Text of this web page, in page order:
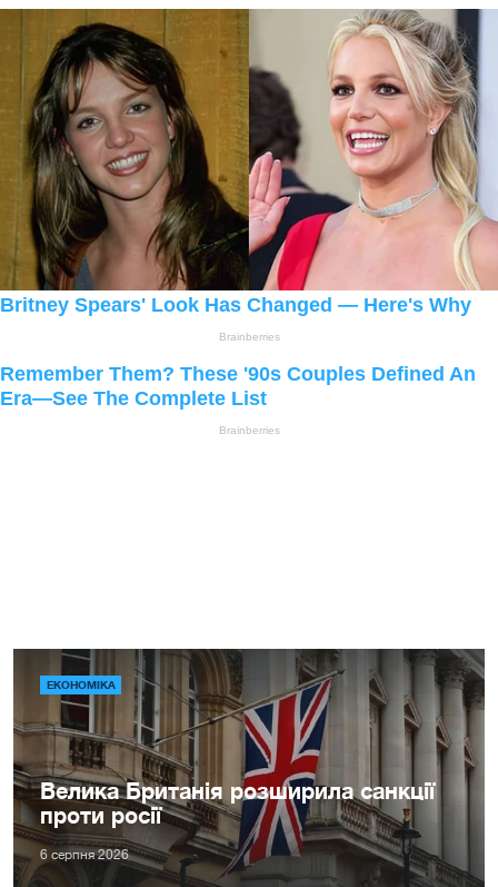
ЕКОНОМІКА
Велика Британія розширила санкції
проти росії
6 серпня 2026